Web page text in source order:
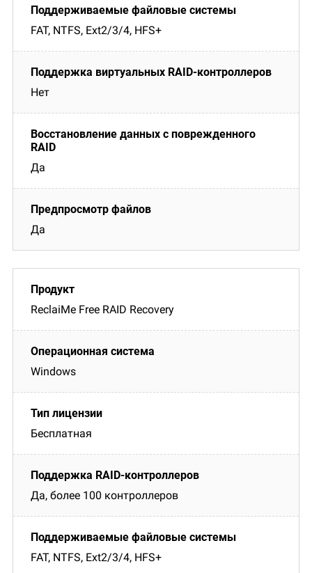
FAT, NTFS, Ext2/3/4, HFS+
Нет
Да
Да
ReclaiMe Free RAID Recovery
Windows
Бесплатная
Да, более 100 контроллеров
FAT, NTFS, Ext2/3/4, HFS+